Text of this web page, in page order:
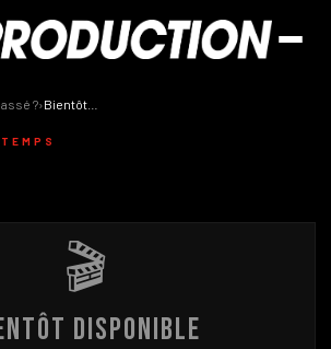
?›Bientôt…
🎬
disponible